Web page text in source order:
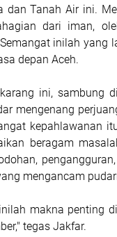
dan Tanah Air ini.
dari iman,
inilah yang
depan Aceh.
ini, sambung
mengenang
kepahlawanan
beragam
mengancam
makna penting
tegas Jakfar.